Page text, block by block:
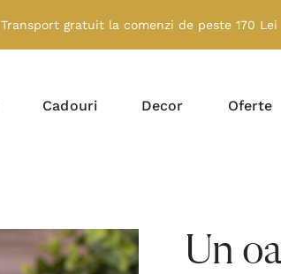
Transport gratuit la comenzi de peste 170 Lei
Cadouri Decor Oferte
Un